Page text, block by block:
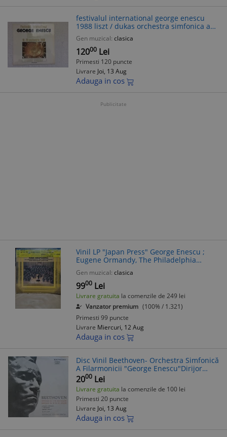
festivalul international george enescu
1988 liszt / dukas orchestra simfonica a
filarmonicii dirijor mihai brediceanu disc
vinyl lp muzica clasica NM
Gen muzical: clasica
12000 Lei
Primesti 120 puncte
Livrare Joi, 13 Aug
Adauga in cos
Publicitate
Vinil LP "Japan Press" George Enescu ;
Eugene Ormandy, The Philadelphia
Orchestra, Franz Liszt, Hugo Alfvén,
Emmanuel Chabrier ‎– Four Rhapsodies
(EX)
Gen muzical: clasica
9900 Lei
Livrare gratuita la comenzile de 249 lei
Vanzator premium (100% / 1.321)
Primesti 99 puncte
Livrare Miercuri, 12 Aug
Adauga in cos
Disc Vinil Beethoven- Orchestra Simfonică
A Filarmonicii "George Enescu"Dirijor
George Georgescu--STM-ECE 0659
2000 Lei
Livrare gratuita la comenzile de 100 lei
Primesti 20 puncte
Livrare Joi, 13 Aug
Adauga in cos